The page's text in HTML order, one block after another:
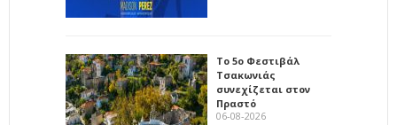
Το 5ο Φεστιβάλ
Τσακωνιάς
συνεχίζεται στον
Πραστό
06-08-2026